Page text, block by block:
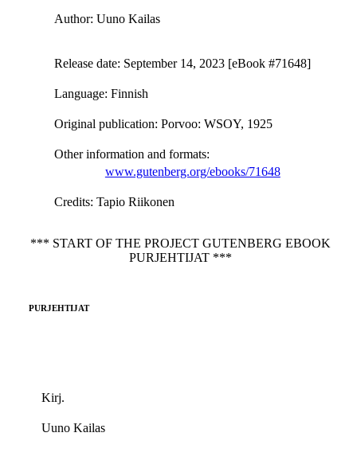
Author: Uuno Kailas
Release date: September 14, 2023 [eBook #71648]
Language: Finnish
Original publication: Porvoo: WSOY, 1925
Other information and formats:
www.gutenberg.org/ebooks/71648
Credits: Tapio Riikonen
*** START OF THE PROJECT GUTENBERG EBOOK
PURJEHTIJAT ***
PURJEHTIJAT
Kirj.
Uuno Kailas